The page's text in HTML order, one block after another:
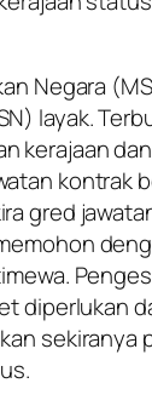
Negara
layak.
kerajaan
kontrak
gred
diperlukan
sekiranya